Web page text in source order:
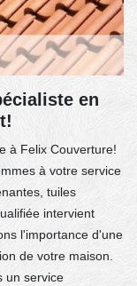
en
à Felix Couverture!
à votre service
tuiles
intervient
l'importance d'une
de votre maison.
un service